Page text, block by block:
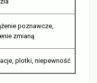
poznawcze,
zmianą
plotki, niepewność